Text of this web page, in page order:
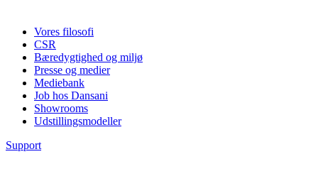
Vores filosofi
CSR
Bæredygtighed og miljø
Presse og medier
Mediebank
Job hos Dansani
Showrooms
Udstillingsmodeller
Support